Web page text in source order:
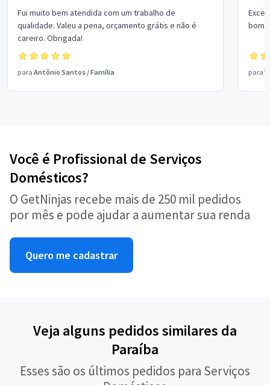
Fui muito bem atendida com um trabalho de
qualidade. Valeu a pena, orçamento grátis e não é
careiro. Obrigada!
para Antônio Santos /Família
bom
para
Você é Profissional de Serviços
Domésticos?
O GetNinjas recebe mais de 250 mil pedidos
por mês e pode ajudar a aumentar sua renda
Quero me cadastrar
Veja alguns pedidos similares da
Paraíba
Esses são os últimos pedidos para Serviços